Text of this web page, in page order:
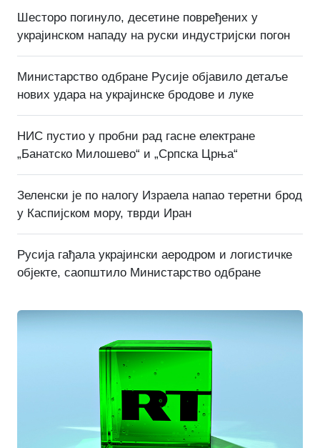
Шесторо погинуло, десетине повређених у
украјинском нападу на руски индустријски погон
Министарство одбране Русије објавило детаље
нових удара на украјинске бродове и луке
НИС пустио у пробни рад гасне електране
„Банатско Милошево“ и „Српска Црња“
Зеленски је по налогу Израела напао теретни брод
у Каспијском мору, тврди Иран
Русија гађала украјински аеродром и логистичке
објекте, саопштило Министарство одбране